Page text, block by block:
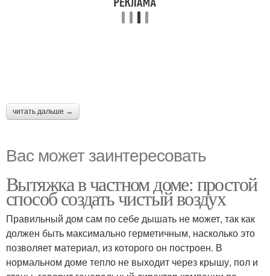
читать дальше →
Вас может заинтересовать
Вытяжка в частном доме: простой
способ создать чистый воздух
Правильный дом сам по себе дышать не может, так как
должен быть максимально герметичным, насколько это
позволяет материал, из которого он построен. В
нормальном доме тепло не выходит через крышу, пол и